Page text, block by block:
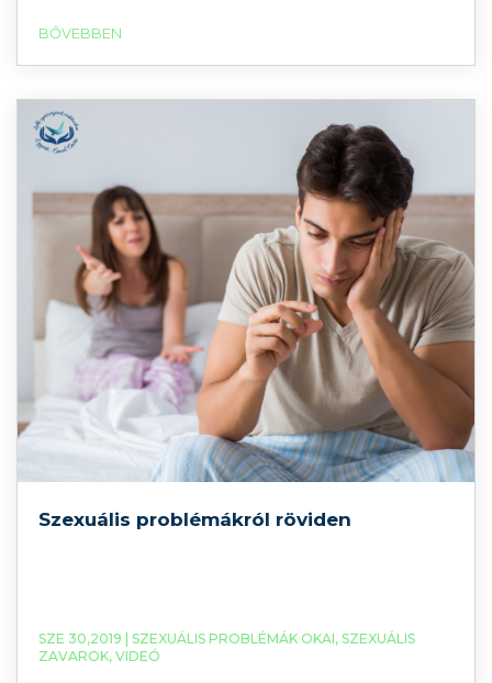
BŐVEBBEN
Szexuális problémákról röviden
SZE 30,2019 | SZEXUÁLIS PROBLÉMÁK OKAI, SZEXUÁLIS
ZAVAROK, VIDEÓ